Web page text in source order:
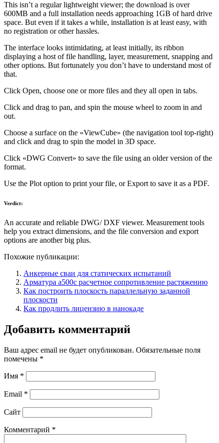
This isn’t a regular lightweight viewer; the download is over
600MB and a full installation needs approaching 1GB of hard drive
space. But even if it takes a while, installation is at least easy, with
no registration or other hassles.
The interface looks intimidating, at least initially, its ribbon
displaying a host of file handling, layer, measurement, snapping and
other options. But fortunately you don’t have to understand most of
that.
Click Open, choose one or more files and they all open in tabs.
Click and drag to pan, and spin the mouse wheel to zoom in and
out.
Choose a surface on the «ViewCube» (the navigation tool top-right)
and click and drag to spin the model in 3D space.
Click «DWG Convert» to save the file using an older version of the
format.
Use the Plot option to print your file, or Export to save it as a PDF.
Verdict:
An accurate and reliable DWG/ DXF viewer. Measurement tools
help you extract dimensions, and the file conversion and export
options are another big plus.
Похожие публикации:
Анкерные сваи для статических испытаний
Арматура а500с расчетное сопротивление растяжению
Как построить плоскость параллельную заданной
плоскости
Как продлить лицензию в нанокаде
Добавить комментарий
Ваш адрес email не будет опубликован. Обязательные поля
помечены *
Имя *
Email *
Сайт
Комментарий *